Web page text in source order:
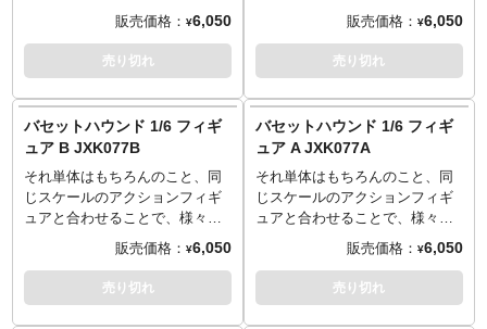
器の収納＆展開機構に加え運転
席の造形を再現。後部の多目的
ハンガーは別売りのMODEROID
ヴァリアントといった劇中登場
の警察用レイバーを搭載できる
ほか、レイバー固定用のアーム
可動およびクレーンの回転、ス
テップ部の伸縮ギミックを備え
ています。アウトリガーは伸縮
は90度垂直にジャッキアップ
し、劇中で印象的な積載レイバ
ーのデッキアップ演出を再現可
て運用されていた素体状態の
「イングラム基本体」を再現す
るためのパーツも付属！旭日章
ランプ無し肩パーツを使用する
ことで、素体状態の1～3号機を
組み立てることもできます。さ
らにボーナスパーツとして
「WXIII用グローブパーツ」が付
属し、同シリーズ「AV-98イング
付属する頭部パーツや特車二課
エンブレムデカールと組み合わ
せることで、劇場版3作目に登場
劇中に登場した1、2、3号機の頭
部が全て付属し、マーキング再
現用の水転写デカールと合わせ
て選択する事で各機体を組み立
ッド展開状態も差し替えで再
現。1号機頭部はメインカメラ保
護用のカバーパーツが付属し、
カバー開閉状態を選択できま
す。リボルバーカノン、スタン
スティック（長・短）、ライア
ットガンが付属。本商品ではリ
アクティブアーマー装備状態の
他、データ収集用の実験機とし
エットの再現と可動を両立。ま
た、布にはthreezeroの得意とす
るウェザリング塗装をうっすら
アリティを追及しています。
「ロボ道 グリフォン」にはプ
レイアビリティを向上させる
様々なギミックも搭載。コクピ
ットを露出させるにあたって、
胸部パーツの上半分はリフトア
も前方に展開可能。内部ブロッ
クを取り外すことでパイロット
シートを露出でき、そこに付属
シチュエーションとディスプレ
イが可能となる動物フィギュ
ア。JXKスタジオから「バセッ
トハウンド」が1/6スケールにて
す押井守監督に「よほどの覚悟
がなければこれは飼うな」と言
われてしまったので、JXKスタ
ジオ（の中の開発陣にいるであ
ろう押井守ファン）が誰でも手
に出来るミニチュアにしたんだ
な、と思うことにしました。首
輪も付いた全長約15センチ、毛
色違い4種がラインナップ。お気
販売価格： ¥6,050
売り切れ
シチュエーションとディスプレ
イが可能となる動物フィギュ
ア。JXKスタジオから「バセッ
トハウンド」が1/6スケールにて
す押井守監督に「よほどの覚悟
がなければこれは飼うな」と言
われてしまったので、JXKスタ
ジオ（の中の開発陣にいるであ
ろう押井守ファン）が誰でも手
に出来るミニチュアにしたんだ
な、と思うことにしました。首
輪も付いた全長約15センチ、毛
色違い4種がラインナップ。お気
販売価格： ¥6,050
売り切れ
バセットハウンド 1/6 フィギ
ュア B JXK077B
それ単体はもちろんのこと、同
じスケールのアクションフィギ
ュアと合わせることで、様々な
シチュエーションとディスプレ
イが可能となる動物フィギュ
ア。JXKスタジオから「バセッ
トハウンド」が1/6スケールにて
販売価格： ¥6,050
売り切れ
バセットハウンド 1/6 フィギ
ュア A JXK077A
それ単体はもちろんのこと、同
じスケールのアクションフィギ
ュアと合わせることで、様々な
シチュエーションとディスプレ
イが可能となる動物フィギュ
ア。JXKスタジオから「バセッ
トハウンド」が1/6スケールにて
販売価格： ¥6,050
売り切れ